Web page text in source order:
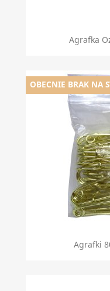
Agrafka
Agrafki
OBECNIE BRAK NA